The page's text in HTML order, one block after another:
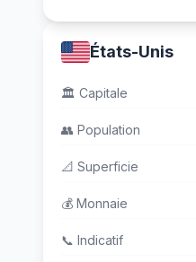
États-Unis
🏛️ Capitale
👥 Population
📐 Superficie
💰 Monnaie
📞 Indicatif